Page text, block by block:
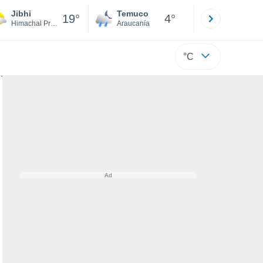
Jibhi
Himachal Pradesh 19° Temuco
Araucanía 4°
°C